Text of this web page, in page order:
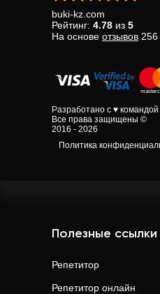
buki-kz.com
Рейтинг: 4.78 из 5
На основе отзывов 256
Разработано с ♥ командой
Все права защищены ©
2016 - 2026
Политика
Полезные ссылки
Репетитор
Репетитор онлайн